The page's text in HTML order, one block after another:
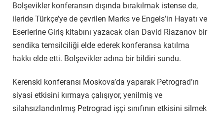
Bolşevikler konferansın dışında bırakılmak istense de,
ileride Türkçe’ye de çevrilen Marks ve Engels’in Hayatı ve
Eserlerine Giriş kitabını yazacak olan David Riazanov bir
sendika temsilciliği elde ederek konferansa katılma
hakkı elde etti. Bolşevikler adına bir bildiri sundu.
Kerenski konferansı Moskova’da yaparak Petrograd’ın
siyasi etkisini kırmaya çalışıyor, yenilmiş ve
silahsızlandırılmış Petrograd işçi sınıfının etkisini silmek